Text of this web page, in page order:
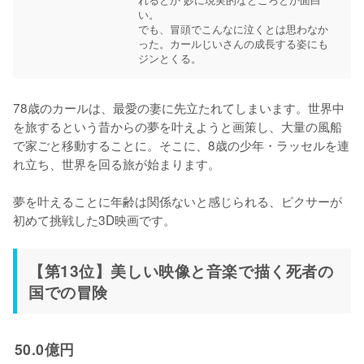
い。
でも、冒頭でこんなに泣くとは思わなか
った。カールじいさんの成長する姿にも
ジンとくる。
78歳のカールは、最愛の妻に先立たれてしまいます。世界中
を旅するという昔からの夢を叶えようと画策し、大量の風船
で家ごと移動することに。そこに、8歳の少年・ラッセルを連
れ立ち、世界を回る旅が始まります。
夢を叶えることに年齢は関係ないと感じられる、ピクサーが
初めて挑戦した3D映画です。
【第13位】美しい映像と音楽で描く死者の
国での冒険
50.0億円